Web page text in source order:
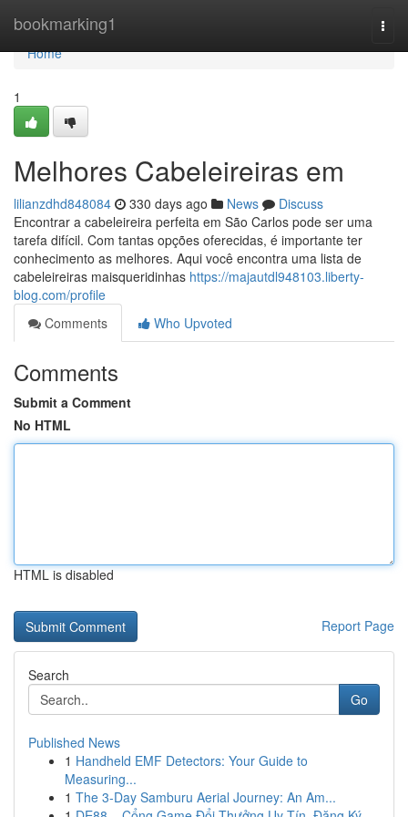
bookmarking1
Home
Home
1
Melhores Cabeleireiras em
lilianzdhd848084 330 days ago News
Discuss
Encontrar a cabeleireira perfeita em São Carlos pode ser uma
tarefa difícil. Com tantas opções oferecidas, é importante ter
conhecimento as melhores. Aqui você encontra uma lista de
cabeleireiras maisqueridinhas https://majautdl948103.liberty-
blog.com/profile
Comments
Who Upvoted
Comments
Submit a Comment
No HTML
HTML is disabled
Report Page
Search
Go
Published News
1 Handheld EMF Detectors: Your Guide to
Measuring...
1 The 3-Day Samburu Aerial Journey: An Am...